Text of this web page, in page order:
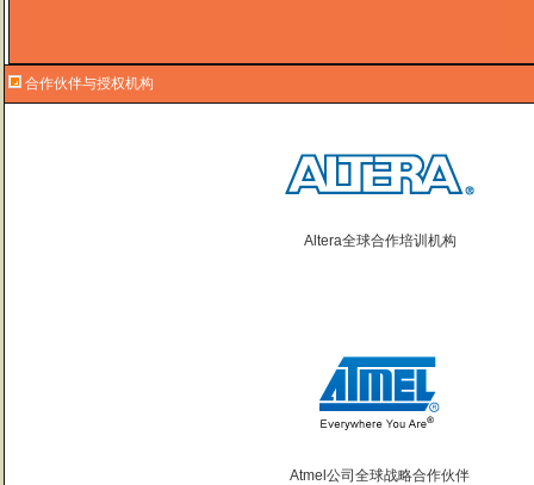
合作伙伴与授权机构
Altera全球合作培训机构
Atmel公司全球战略合作伙伴